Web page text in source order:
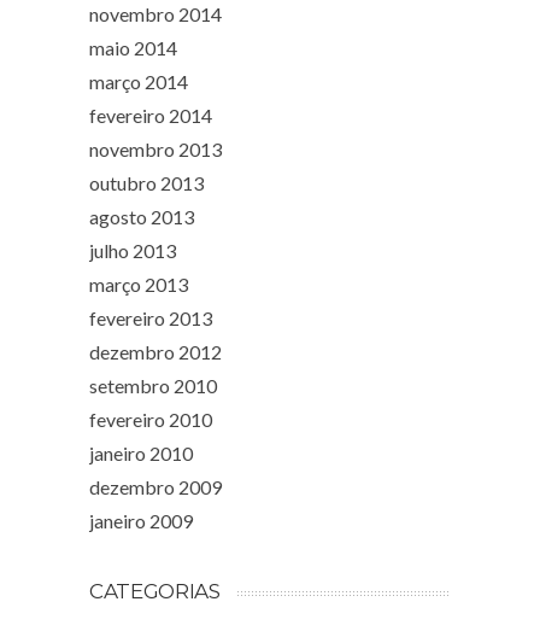
novembro 2014
maio 2014
março 2014
fevereiro 2014
novembro 2013
outubro 2013
agosto 2013
julho 2013
março 2013
fevereiro 2013
dezembro 2012
setembro 2010
fevereiro 2010
janeiro 2010
dezembro 2009
janeiro 2009
CATEGORIAS